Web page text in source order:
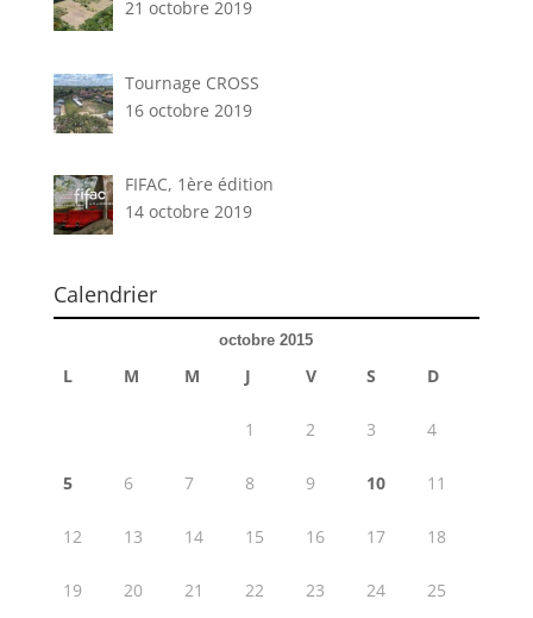
21 octobre 2019
Tournage CROSS
16 octobre 2019
FIFAC, 1ère édition
14 octobre 2019
Calendrier
octobre 2015
L M M J V S D
1 2 3 4
5 6 7 8 9 10 11
12 13 14 15 16 17 18
19 20 21 22 23 24 25